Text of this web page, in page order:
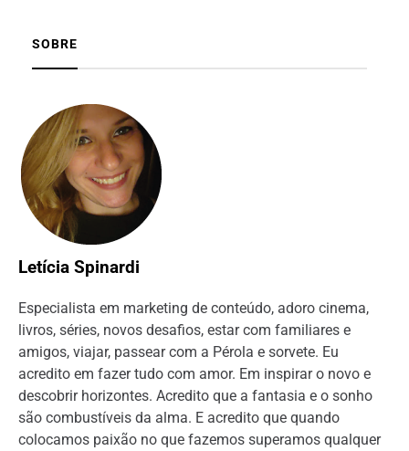
SOBRE
Letícia Spinardi
Especialista em marketing de conteúdo, adoro cinema,
livros, séries, novos desafios, estar com familiares e
amigos, viajar, passear com a Pérola e sorvete. Eu
acredito em fazer tudo com amor. Em inspirar o novo e
descobrir horizontes. Acredito que a fantasia e o sonho
são combustíveis da alma. E acredito que quando
colocamos paixão no que fazemos superamos qualquer